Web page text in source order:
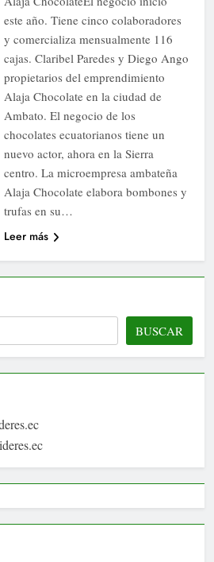
este año. Tiene cinco colaboradores
y comercializa mensualmente 116
cajas. Claribel Paredes y Diego Ango
propietarios del emprendimiento
Alaja Chocolate en la ciudad de
Ambato. El negocio de los
chocolates ecuatorianos tiene un
nuevo actor, ahora en la Sierra
centro. La microempresa ambateña
Alaja Chocolate elabora bombones y
trufas en su…
Leer más
BUSCAR